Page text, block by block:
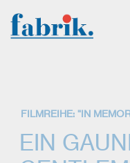
FILMREIHE: "IN
EIN